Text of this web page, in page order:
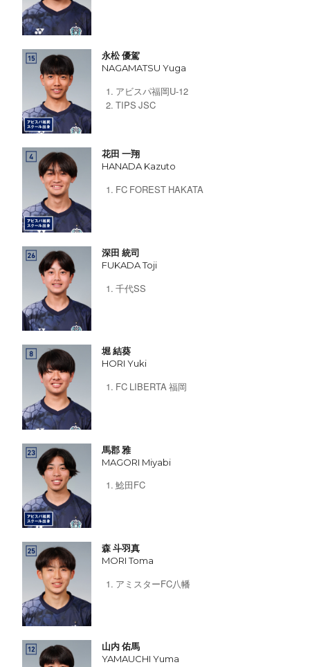
永松 優駕
NAGAMATSU Yuga
アビスパ福岡U-12
TIPS JSC
花田 一翔
HANADA Kazuto
FC FOREST HAKATA
深田 統司
FUKADA Toji
千代SS
堀 結葵
HORI Yuki
FC LIBERTA 福岡
馬郡 雅
MAGORI Miyabi
鯰田FC
森 斗羽真
MORI Toma
アミスターFC八幡
山内 佑馬
YAMAUCHI Yuma